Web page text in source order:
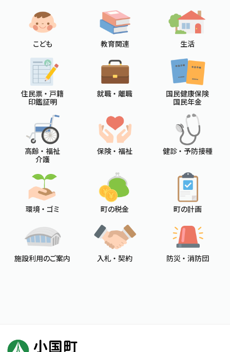
こども 教育関連 生活
住民票 ・ 戸籍
印鑑証明
就職 ・ 離職
国民健康保険
国民年金
高齢 ・ 福祉
介護
保険 ・ 福祉 健診 ・ 予防接種
環境 ・ ゴミ 町の税金 町の計画
施設利用のご案内 入札 ・ 契約 防災 ・ 消防団